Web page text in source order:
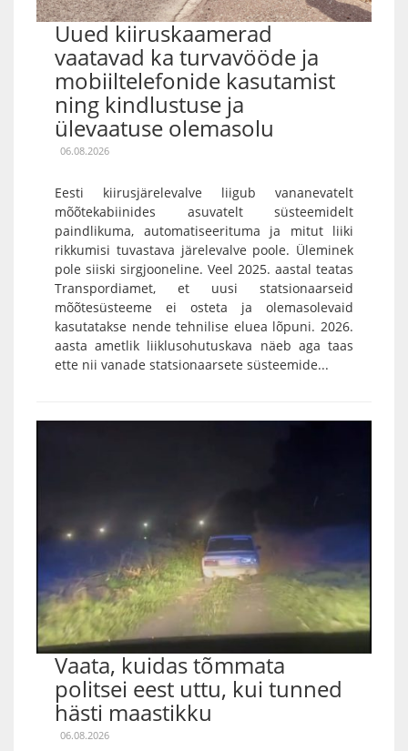
Uued kiiruskaamerad
vaatavad ka turvavööde ja
mobiiltelefonide kasutamist
ning kindlustuse ja
ülevaatuse olemasolu
06.08.2026
Eesti kiirusjärelevalve liigub vananevatelt
mõõtekabiinides asuvatelt süsteemidelt
paindlikuma, automatiseerituma ja mitut liiki
rikkumisi tuvastava järelevalve poole. Üleminek
pole siiski sirgjooneline. Veel 2025. aastal teatas
Transpordiamet, et uusi statsionaarseid
mõõtesüsteeme ei osteta ja olemasolevaid
kasutatakse nende tehnilise eluea lõpuni. 2026.
aasta ametlik liiklusohutuskava näeb aga taas
ette nii vanade statsionaarsete süsteemide...
Vaata, kuidas tõmmata
politsei eest uttu, kui tunned
hästi maastikku
06.08.2026